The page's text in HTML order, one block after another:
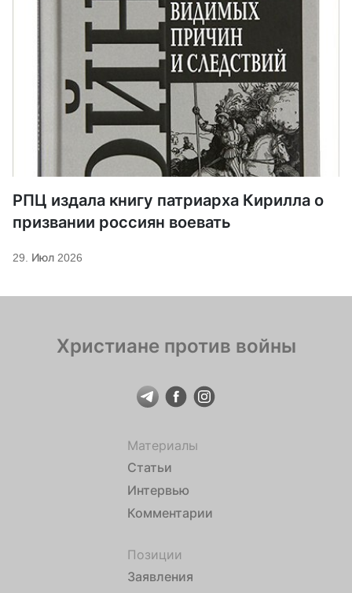
РПЦ издала книгу патриарха Кирилла о
призвании россиян воевать
29. Июл 2026
Христиане против войны
Материалы
Статьи
Интервью
Комментарии
Позиции
Заявления